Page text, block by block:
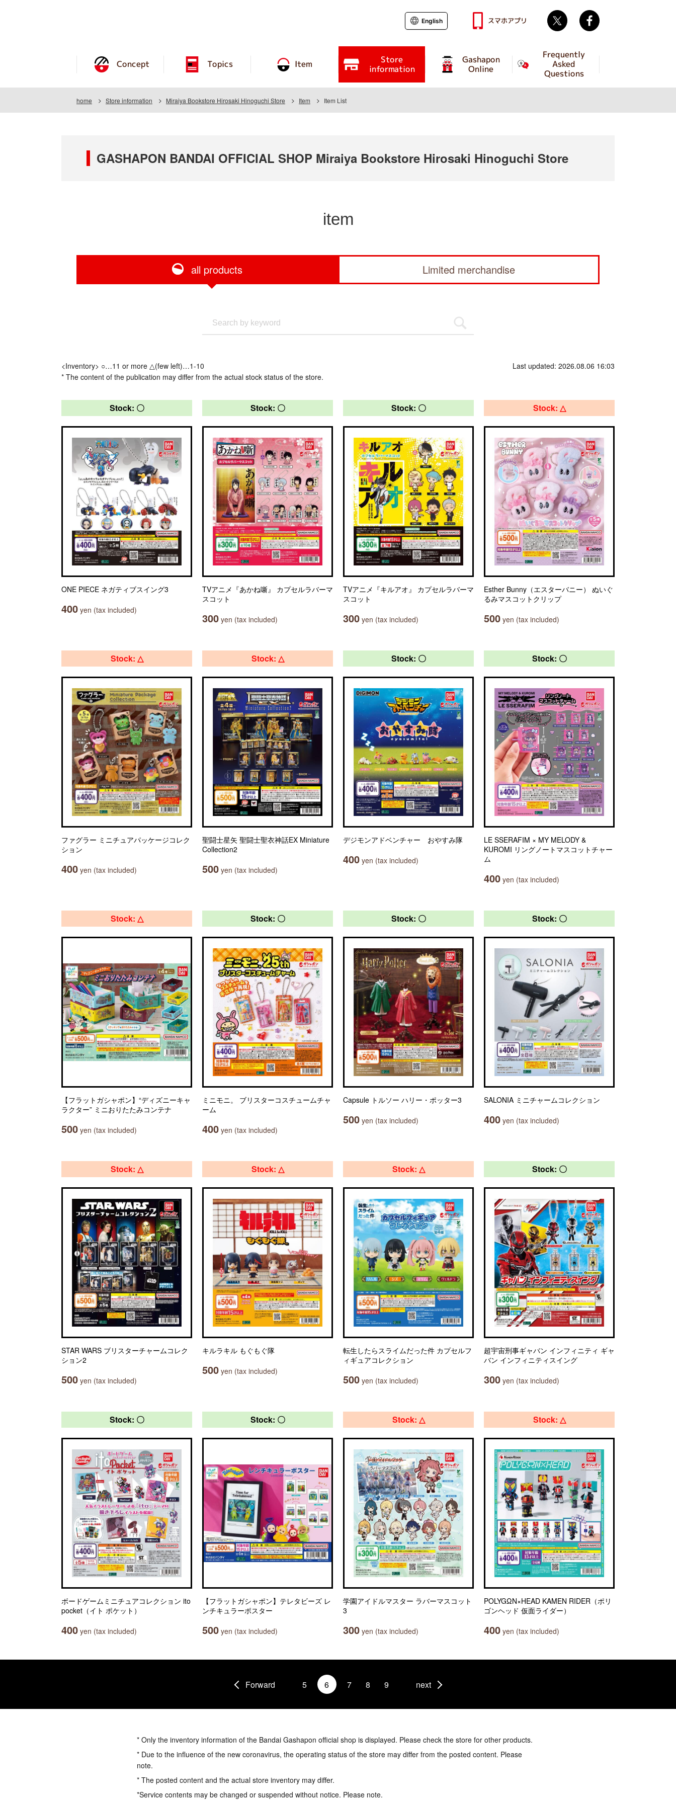
Concept Topics Item Store
information
Gashapon
Online
Frequently
Asked
Questions
English スマホアプリ Twitter
home Store information Miraiya Bookstore Hirosaki Hinoguchi Store Item Item List
GASHAPON BANDAI OFFICIAL SHOP Miraiya Bookstore Hirosaki Hinoguchi Store
item
all products Limited merchandise
<Inventory> ○…11 or more △(few left)…1-10
* The content of the publication may differ from the actual stock status of the store.
Last updated: 2026.08.06 16:03
Stock: 〇
ONE PIECE ネガティブスイング3
400 yen (tax included)
Stock: 〇
TVアニメ『あかね噺』 カプセルラバーマ
スコット
300 yen (tax included)
Stock: 〇
TVアニメ『キルアオ』 カプセルラバーマ
スコット
300 yen (tax included)
Stock: △
Esther Bunny（エスターバニー） ぬいぐ
るみマスコットクリップ
500 yen (tax included)
Stock: △
ファグラー ミニチュアパッケージコレク
ション
400 yen (tax included)
Stock: △
聖闘士星矢 聖闘士聖衣神話EX Miniature
Collection2
500 yen (tax included)
Stock: 〇
デジモンアドベンチャー おやすみ隊
400 yen (tax included)
Stock: 〇
LE SSERAFIM × MY MELODY &
KUROMI リングノートマスコットチャー
ム
400 yen (tax included)
Stock: △
【フラットガシャポン】“ディズニーキャ
ラクター” ミニおりたたみコンテナ
500 yen (tax included)
Stock: 〇
ミニモニ。 ブリスターコスチュームチャ
ーム
400 yen (tax included)
Stock: 〇
Capsule トルソー ハリー・ポッター3
500 yen (tax included)
Stock: 〇
SALONIA ミニチャームコレクション
400 yen (tax included)
Stock: △
STAR WARS ブリスターチャームコレク
ション2
500 yen (tax included)
Stock: △
キルラキル もぐもぐ隊
500 yen (tax included)
Stock: △
転生したらスライムだった件 カプセルフ
ィギュアコレクション
500 yen (tax included)
Stock: 〇
超宇宙刑事ギャバン インフィニティ ギャ
バン インフィニティスイング
300 yen (tax included)
Stock: 〇
ボードゲームミニチュアコレクション ito
pocket（イト ポケット）
400 yen (tax included)
Stock: 〇
【フラットガシャポン】テレタビーズ レ
ンチキュラーポスター
500 yen (tax included)
Stock: △
学園アイドルマスター ラバーマスコット
3
300 yen (tax included)
Stock: △
POLYGΩN×HEAD KAMEN RIDER（ポリ
ゴンヘッド 仮面ライダー）
400 yen (tax included)
Forward 5 6 7 8 9 next
* Only the inventory information of the Bandai Gashapon official shop is displayed. Please check the store for other products.
* Due to the influence of the new coronavirus, the operating status of the store may differ from the posted content. Please
note.
* The posted content and the actual store inventory may differ.
*Service contents may be changed or suspended without notice. Please note.